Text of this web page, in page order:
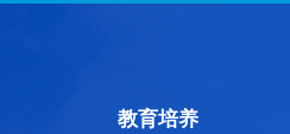
教育培养